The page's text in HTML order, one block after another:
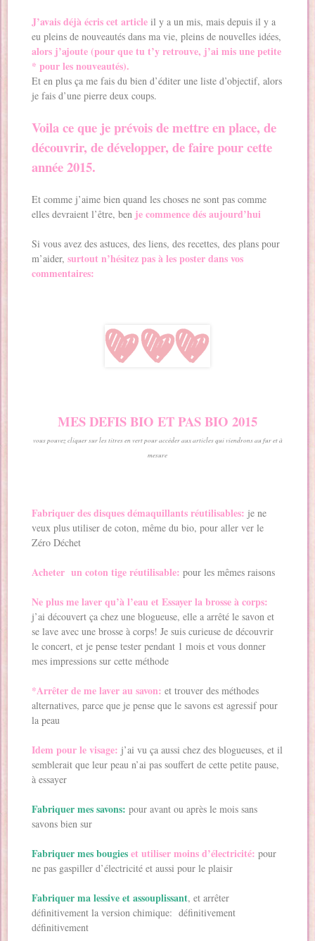
J’avais déjà écris cet article il y a un mis, mais depuis il y a
eu pleins de nouveautés dans ma vie, pleins de nouvelles idées,
alors j’ajoute (pour que tu t’y retrouve, j’ai mis une petite
* pour les nouveautés).
Et en plus ça me fais du bien d’éditer une liste d’objectif, alors
je fais d’une pierre deux coups.
Voila ce que je prévois de mettre en place, de
découvrir, de développer, de faire pour cette
année 2015.
Et comme j’aime bien quand les choses ne sont pas comme
elles devraient l’être, ben je commence dés aujourd’hui
Si vous avez des astuces, des liens, des recettes, des plans pour
m’aider,surtout n’hésitez pas à les poster dans vos
commentaires:
MES DEFIS BIO ET PAS BIO 2015
vous pouvez cliquer sur les titres en vert pour accéder aux articles qui viendrons au fur et à
mesure
Fabriquer des disques démaquillants réutilisables: je ne
veux plus utiliser de coton, même du bio, pour aller ver le
Zéro Déchet
Acheter un coton tige réutilisable: pour les mêmes raisons
Ne plus me laver qu’à l’eau et Essayer la brosse à corps:
j’ai découvert ça chez une blogueuse, elle a arrêté le savon et
se lave avec une brosse à corps! Je suis curieuse de découvrir
le concert, et je pense tester pendant 1 mois et vous donner
mes impressions sur cette méthode
*Arrêter de me laver au savon:et trouver des méthodes
alternatives, parce que je pense que le savons est agressif pour
la peau
Idem pour le visage: j’ai vu ça aussi chez des blogueuses, et il
semblerait que leur peau n’ai pas souffert de cette petite pause,
à essayer
Fabriquer mes savons: pour avant ou après le mois sans
savons bien sur
Fabriquer mes bougies et utiliser moins d’électricité: pour
ne pas gaspiller d’électricité et aussi pour le plaisir
Fabriquer ma lessive et assouplissant, et arrêter
définitivement la version chimique: définitivement
définitivement